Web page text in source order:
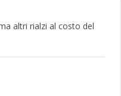
altri rialzi al costo del